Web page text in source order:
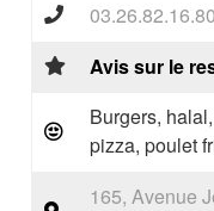
03.26.82.16.80
Avis sur le
Burgers,
pizza, poulet
165, Avenue